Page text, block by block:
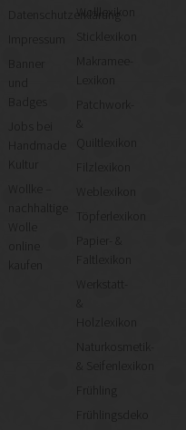
Datenschutzerklärung
Kultur
Wollke –
nachhaltige
kaufen
Wolllexikon
Sticklexikon
Makramee-
Lexikon
Patchwork-
&
Quiltlexikon
Filzlexikon
Weblexikon
Töpferlexikon
Papier- &
Faltlexikon
Werkstatt-
&
Holzlexikon
Naturkosmetik-
& Seifenlexikon
Frühling
Frühlingsdeko